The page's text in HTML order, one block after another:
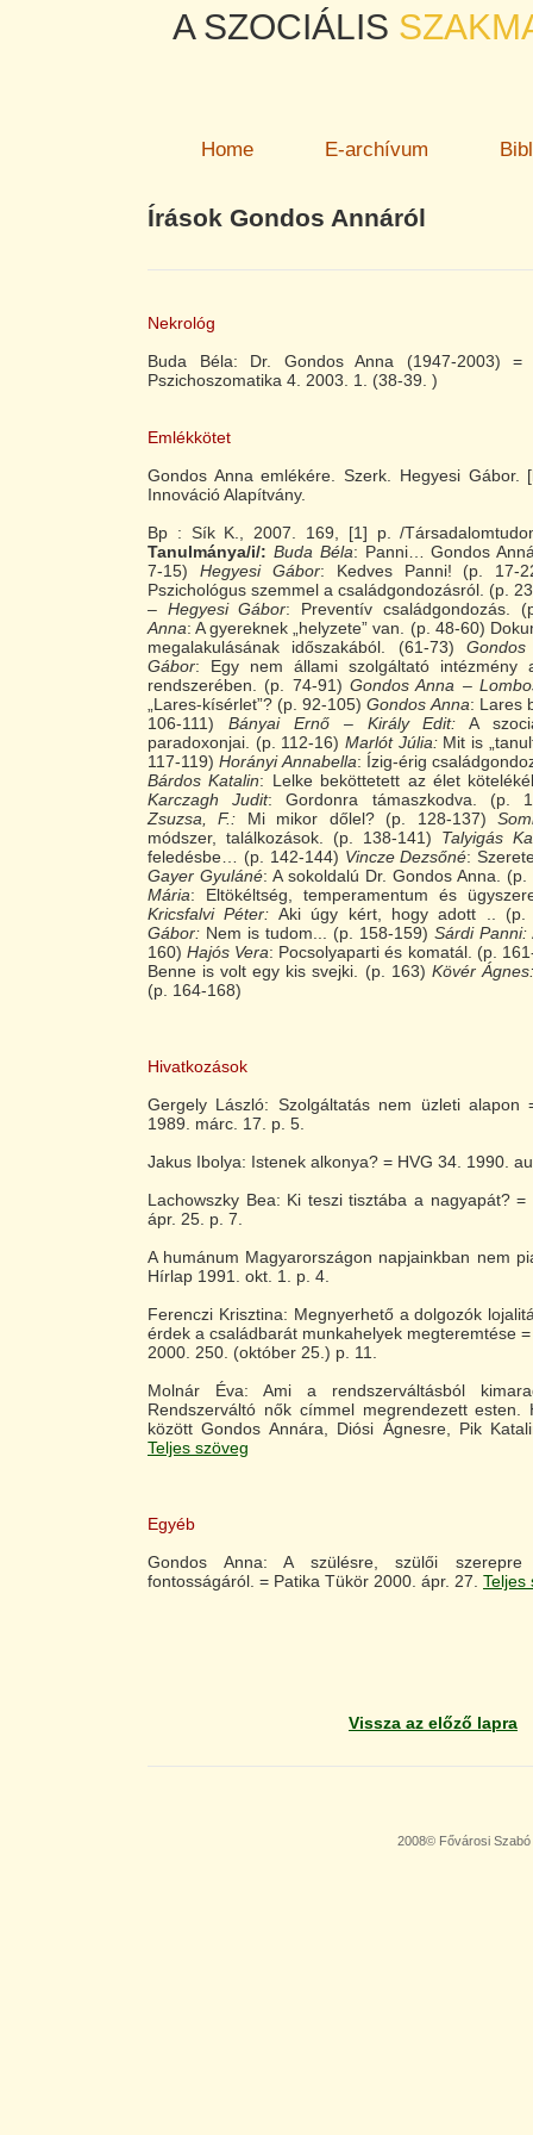
A SZOCIÁLIS
Home E-archívum
Írások Gondos Annáról
Nekrológ
Buda Béla: Dr. Gondos Anna (1947-2003) =
Pszichoszomatika 4. 2003. 1. (38-39. )
Emlékkötet
Gondos Anna emlékére. Szerk. Hegyesi Gábor.
Innováció Alapítvány.
Bp : Sík K., 2007. 169, [1] p. /
Tanulmánya/i/: Buda Béla: Panni… Gondos
7-15) Hegyesi Gábor: Kedves Panni! (p. 17-
Pszichológus szemmel a családgondozásról. (p.
– Hegyesi Gábor: Preventív családgondozás.
Anna: A gyereknek „helyzete” van. (p. 48-60)
megalakulásának időszakából. (61-73)
Gábor: Egy nem állami szolgáltató intézmény
rendszerében. (p. 74-91) Gondos Anna –
„Lares-kísérlet”? (p. 92-105)Gondos Anna: Lares
106-111) Bányai Ernő – Király Edit: A
paradoxonjai. (p. 112-16) Marlót Júlia:Mit is
117-119)Horányi Annabella: Ízig-érig
Bárdos Katalin: Lelke beköttetett az élet
Karczagh Judit: Gordonra támaszkodva. (p.
Zsuzsa, F.: Mi mikor dőlel? (p. 128-137)
módszer, találkozások. (p. 138-141) Talyigás
feledésbe… (p. 142-144) Vincze Dezsőné:
Gayer Gyuláné: A sokoldalú Dr. Gondos Anna.
Mária: Eltökéltség, temperamentum és
Kricsfalvi Péter: Aki úgy kért, hogy adott ..
Gábor: Nem is tudom... (p. 158-159) Sárdi Panni:
160)Hajós Vera: Pocsolyaparti és komatál. (p.
Benne is volt egy kis svejki. (p. 163) Kövér Ágnes:
(p. 164-168)
Hivatkozások
Gergely László: Szolgáltatás nem üzleti alapon
1989. márc. 17. p. 5.
Jakus Ibolya: Istenek alkonya? = HVG 34. 1990.
Lachowszky Bea: Ki teszi tisztába a nagyapát?
ápr. 25. p. 7.
A humánum Magyarországon napjainkban nem
Hírlap 1991. okt. 1. p. 4.
Ferenczi Krisztina: Megnyerhető a dolgozók
érdek a családbarát munkahelyek megteremtése
2000. 250. (október 25.) p. 11.
Molnár Éva: Ami a rendszerváltásból
Rendszerváltó nők címmel megrendezett esten.
között Gondos Annára, Diósi Ágnesre, Pik
Teljes szöveg
Egyéb
Gondos Anna: A szülésre, szülői szerepre
fontosságáról. = Patika Tükör 2000. ápr. 27. Teljes
Vissza az előző lapra
2008© Fővárosi